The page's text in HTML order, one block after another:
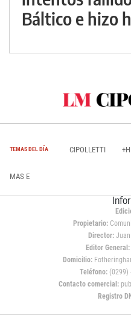
Báltico e hizo
TEMAS DEL DÍA CIPOLLETTI
MAS E
Propietario:
Director:
Editor General:
Domicilio:
Teléfono: (0299)
Contacto comercial:
Registro